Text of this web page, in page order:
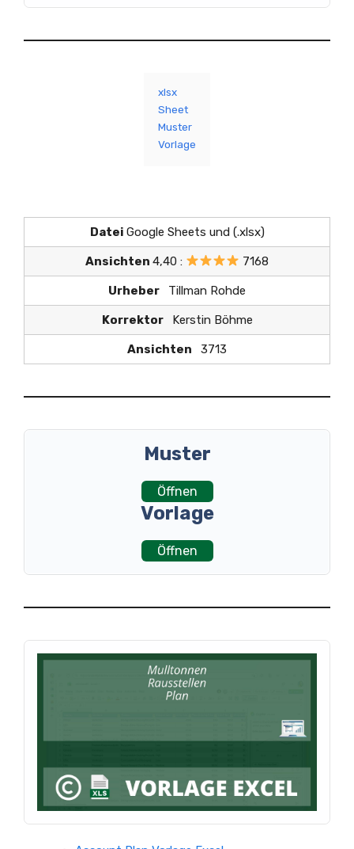
xlsx
Sheet
Muster
Vorlage
Datei Google Sheets und (.xlsx)
Ansichten 4,40 : 7168
Urheber Tillman Rohde
Korrektor Kerstin Böhme
Ansichten 3713
Muster
Öffnen
Vorlage
Öffnen